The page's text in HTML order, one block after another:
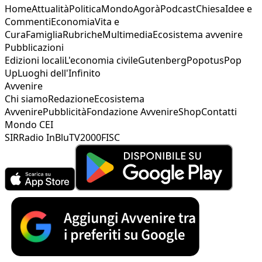
HomeAttualitàPoliticaMondoAgoràPodcastChiesaIdee e
CommentiEconomiaVita e
CuraFamigliaRubricheMultimediaEcosistema avvenire
Pubblicazioni
Edizioni localiL'economia civileGutenbergPopotusPop
UpLuoghi dell'Infinito
Avvenire
Chi siamoRedazioneEcosistema
AvvenirePubblicitàFondazione AvvenireShopContatti
Mondo CEI
SIRRadio InBluTV2000FISC